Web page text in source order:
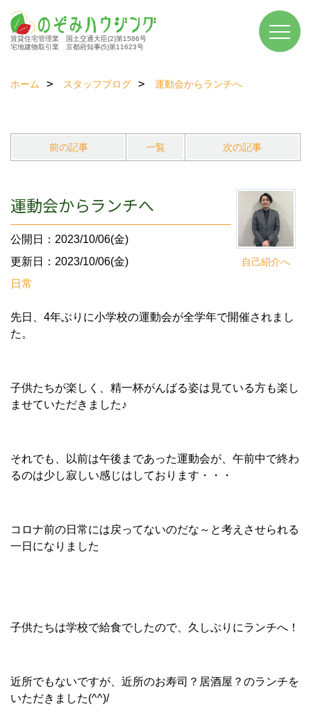
賃貸住宅管理業 国土交通大臣(2)第1586号
宅地建物取引業 京都府知事(5)第11623号
ホーム スタッフブログ 運動会からランチへ
前の記事 一覧 次の記事
自己紹介へ
運動会からランチへ
公開日：2023/10/06(金)
更新日：2023/10/06(金)
日常
先日、4年ぶりに小学校の運動会が全学年で開催されまし
た。
子供たちが楽しく、精一杯がんばる姿は見ている方も楽し
ませていただきました♪
それでも、以前は午後まであった運動会が、午前中で終わ
るのは少し寂しい感じはしております・・・
コロナ前の日常には戻ってないのだな～と考えさせられる
一日になりました
子供たちは学校で給食でしたので、久しぶりにランチへ！
近所でもないですが、近所のお寿司？居酒屋？のランチを
いただきました(^^)/